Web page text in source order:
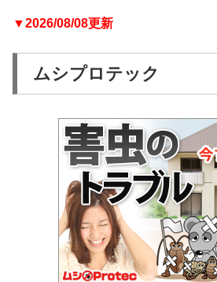
▼2026/08/08更新
ムシプロテック